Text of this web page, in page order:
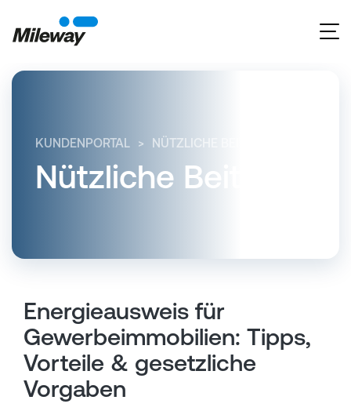
KUNDENPORTAL NÜTZLICHE BEITRÄGE
Nützliche Beiträge
Energieausweis für
Gewerbeimmobilien: Tipps,
Vorteile & gesetzliche
Vorgaben